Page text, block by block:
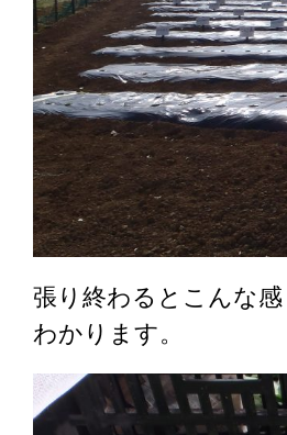
張り終わるとこんな
わかります。